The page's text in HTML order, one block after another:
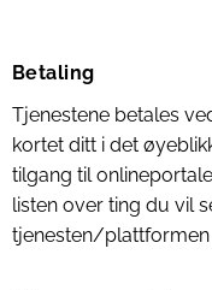
Betaling
Tjenestene betales
kortet ditt i det
tilgang til
listen over ting du vil
tjenesten/plattformen